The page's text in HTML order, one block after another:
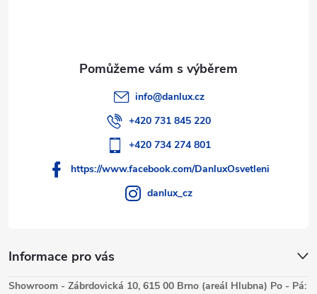
Informace pro vás
info@danlux.cz
+420 731 845 220
+420 734 274 801
https://www.facebook.com/DanluxOsvetleni
danlux_cz
Showroom - Zábrdovická 10, 615 00 Brno (areál Hlubna) Po - Pá: